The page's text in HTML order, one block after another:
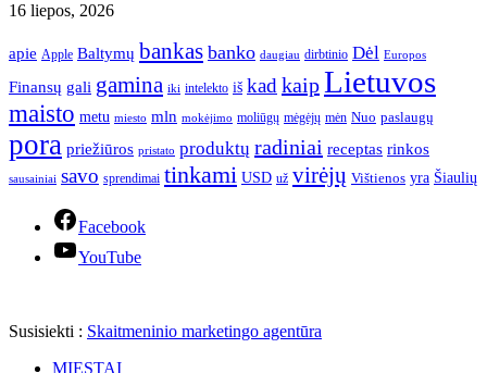
16 liepos, 2026
apie Apple Baltymų bankas banko daugiau dirbtinio Dėl Europos
Finansų gali gamina iki intelekto iš kad kaipLietuvos
maisto metu miesto mln mokėjimo moliūgų mėgėjų mėn Nuo paslaugų
pora priežiūros pristato produktų radiniai receptas rinkos
sausainiai savo sprendimai tinkami USD už virėjų Vištienos yra Šiaulių
Facebook
YouTube
Susisiekti : Skaitmeninio marketingo agentūra
MIESTAI